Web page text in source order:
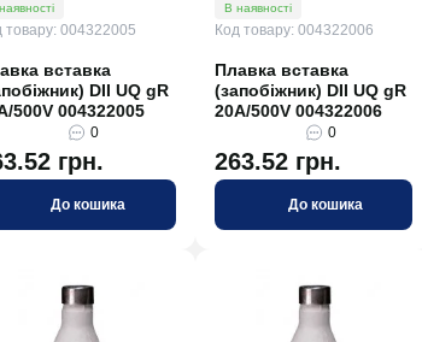
товару: 004322005
вставка
DII UQ gR
500V 004322005
0
грн.
До кошика
В наявності
Код товару: 004322006
Плавка вставка
(запобіжник) DII UQ gR
20A/500V 004322006
0
263.52 грн.
До кошика